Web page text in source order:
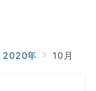
2020年 10月